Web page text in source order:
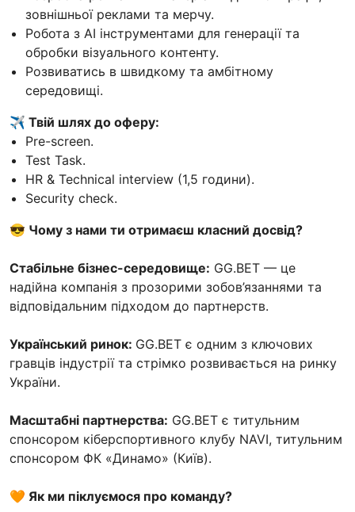
зовнішньої реклами та мерчу.
Робота з AI інструментами для генерації та
обробки візуального контенту.
Розвиватись в швидкому та амбітному
середовищі.
✈️ Твій шлях до оферу:
Pre-screen.
Test Task.
HR & Technical interview (1,5 години).
Security check.
😎 Чому з нами ти отримаєш класний досвід?
Стабільне бізнес-середовище: GG.BET — це
надійна компанія з прозорими зобов’язаннями та
відповідальним підходом до партнерств.
Український ринок: GG.BET є одним з ключових
гравців індустрії та стрімко розвивається на ринку
України.
Масштабні партнерства: GG.BET є титульним
спонсором кіберспортивного клубу NAVI, титульним
спонсором ФК «Динамо» (Київ).
🧡 Як ми піклуємося про команду?